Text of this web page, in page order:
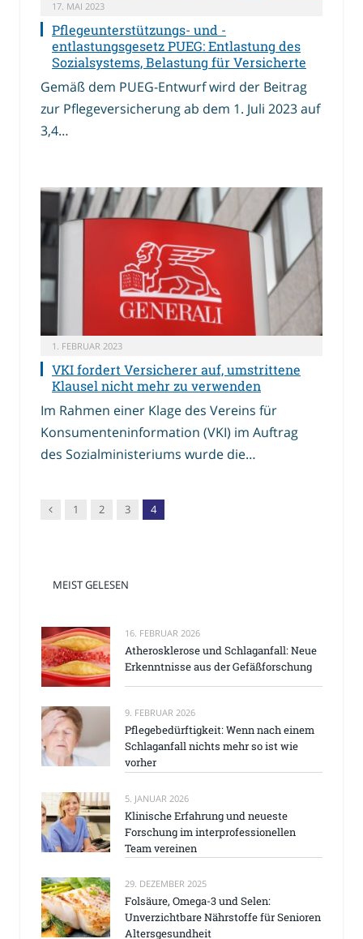
17. MAI 2023
Pflegeunterstützungs- und -
entlastungsgesetz PUEG: Entlastung des
Sozialsystems, Belastung für Versicherte
Gemäß dem PUEG-Entwurf wird der Beitrag
zur Pflegeversicherung ab dem 1. Juli 2023 auf
3,4…
1. FEBRUAR 2023
VKI fordert Versicherer auf, umstrittene
Klausel nicht mehr zu verwenden
Im Rahmen einer Klage des Vereins für
Konsumenteninformation (VKI) im Auftrag
des Sozialministeriums wurde die…
Vorgänger
1 2 3 4
MEIST GELESEN
16. FEBRUAR 2026
Atherosklerose und Schlaganfall: Neue
Erkenntnisse aus der Gefäßforschung
9. FEBRUAR 2026
Pflegebedürftigkeit: Wenn nach einem
Schlaganfall nichts mehr so ist wie
vorher
5. JANUAR 2026
Klinische Erfahrung und neueste
Forschung im interprofessionellen
Team vereinen
29. DEZEMBER 2025
Folsäure, Omega-3 und Selen:
Unverzichtbare Nährstoffe für Senioren
Altersgesundheit